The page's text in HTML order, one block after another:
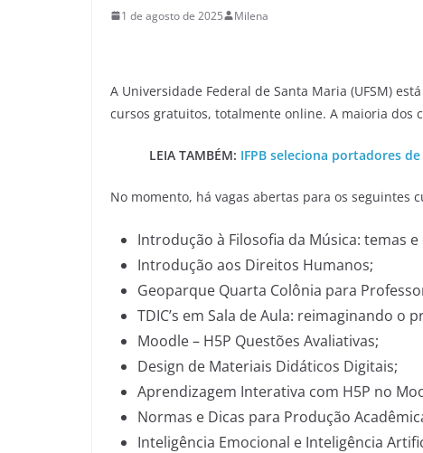
1 de agosto de 2025 Milena
A Universidade Federal de Santa Maria (UFSM)
cursos gratuitos, totalmente online. A maioria dos
LEIA TAMBÉM: IFPB seleciona portadores
No momento, há vagas abertas para os seguintes
Introdução à Filosofia da Música: temas e
Introdução aos Direitos Humanos;
Geoparque Quarta Colônia para
TDIC’s em Sala de Aula: reimaginando o
Moodle – H5P Questões Avaliativas;
Design de Materiais Didáticos Digitais;
Aprendizagem Interativa com H5P no
Normas e Dicas para Produção
Inteligência Emocional e Inteligência